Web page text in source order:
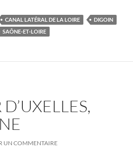
CANAL LATÉRAL DE LA LOIRE
DIGOIN
SAÔNE-ET-LOIRE
UN COMMENTAIRE